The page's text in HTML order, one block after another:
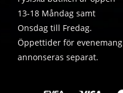
13-18 Måndag samt
Onsdag till Fredag.
Öppettider för evenemang
annonseras separat.